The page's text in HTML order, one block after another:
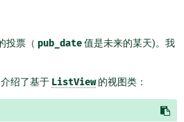
投票（ pub_date值是未来的某天)。我
绍了基于 ListView的视图类：